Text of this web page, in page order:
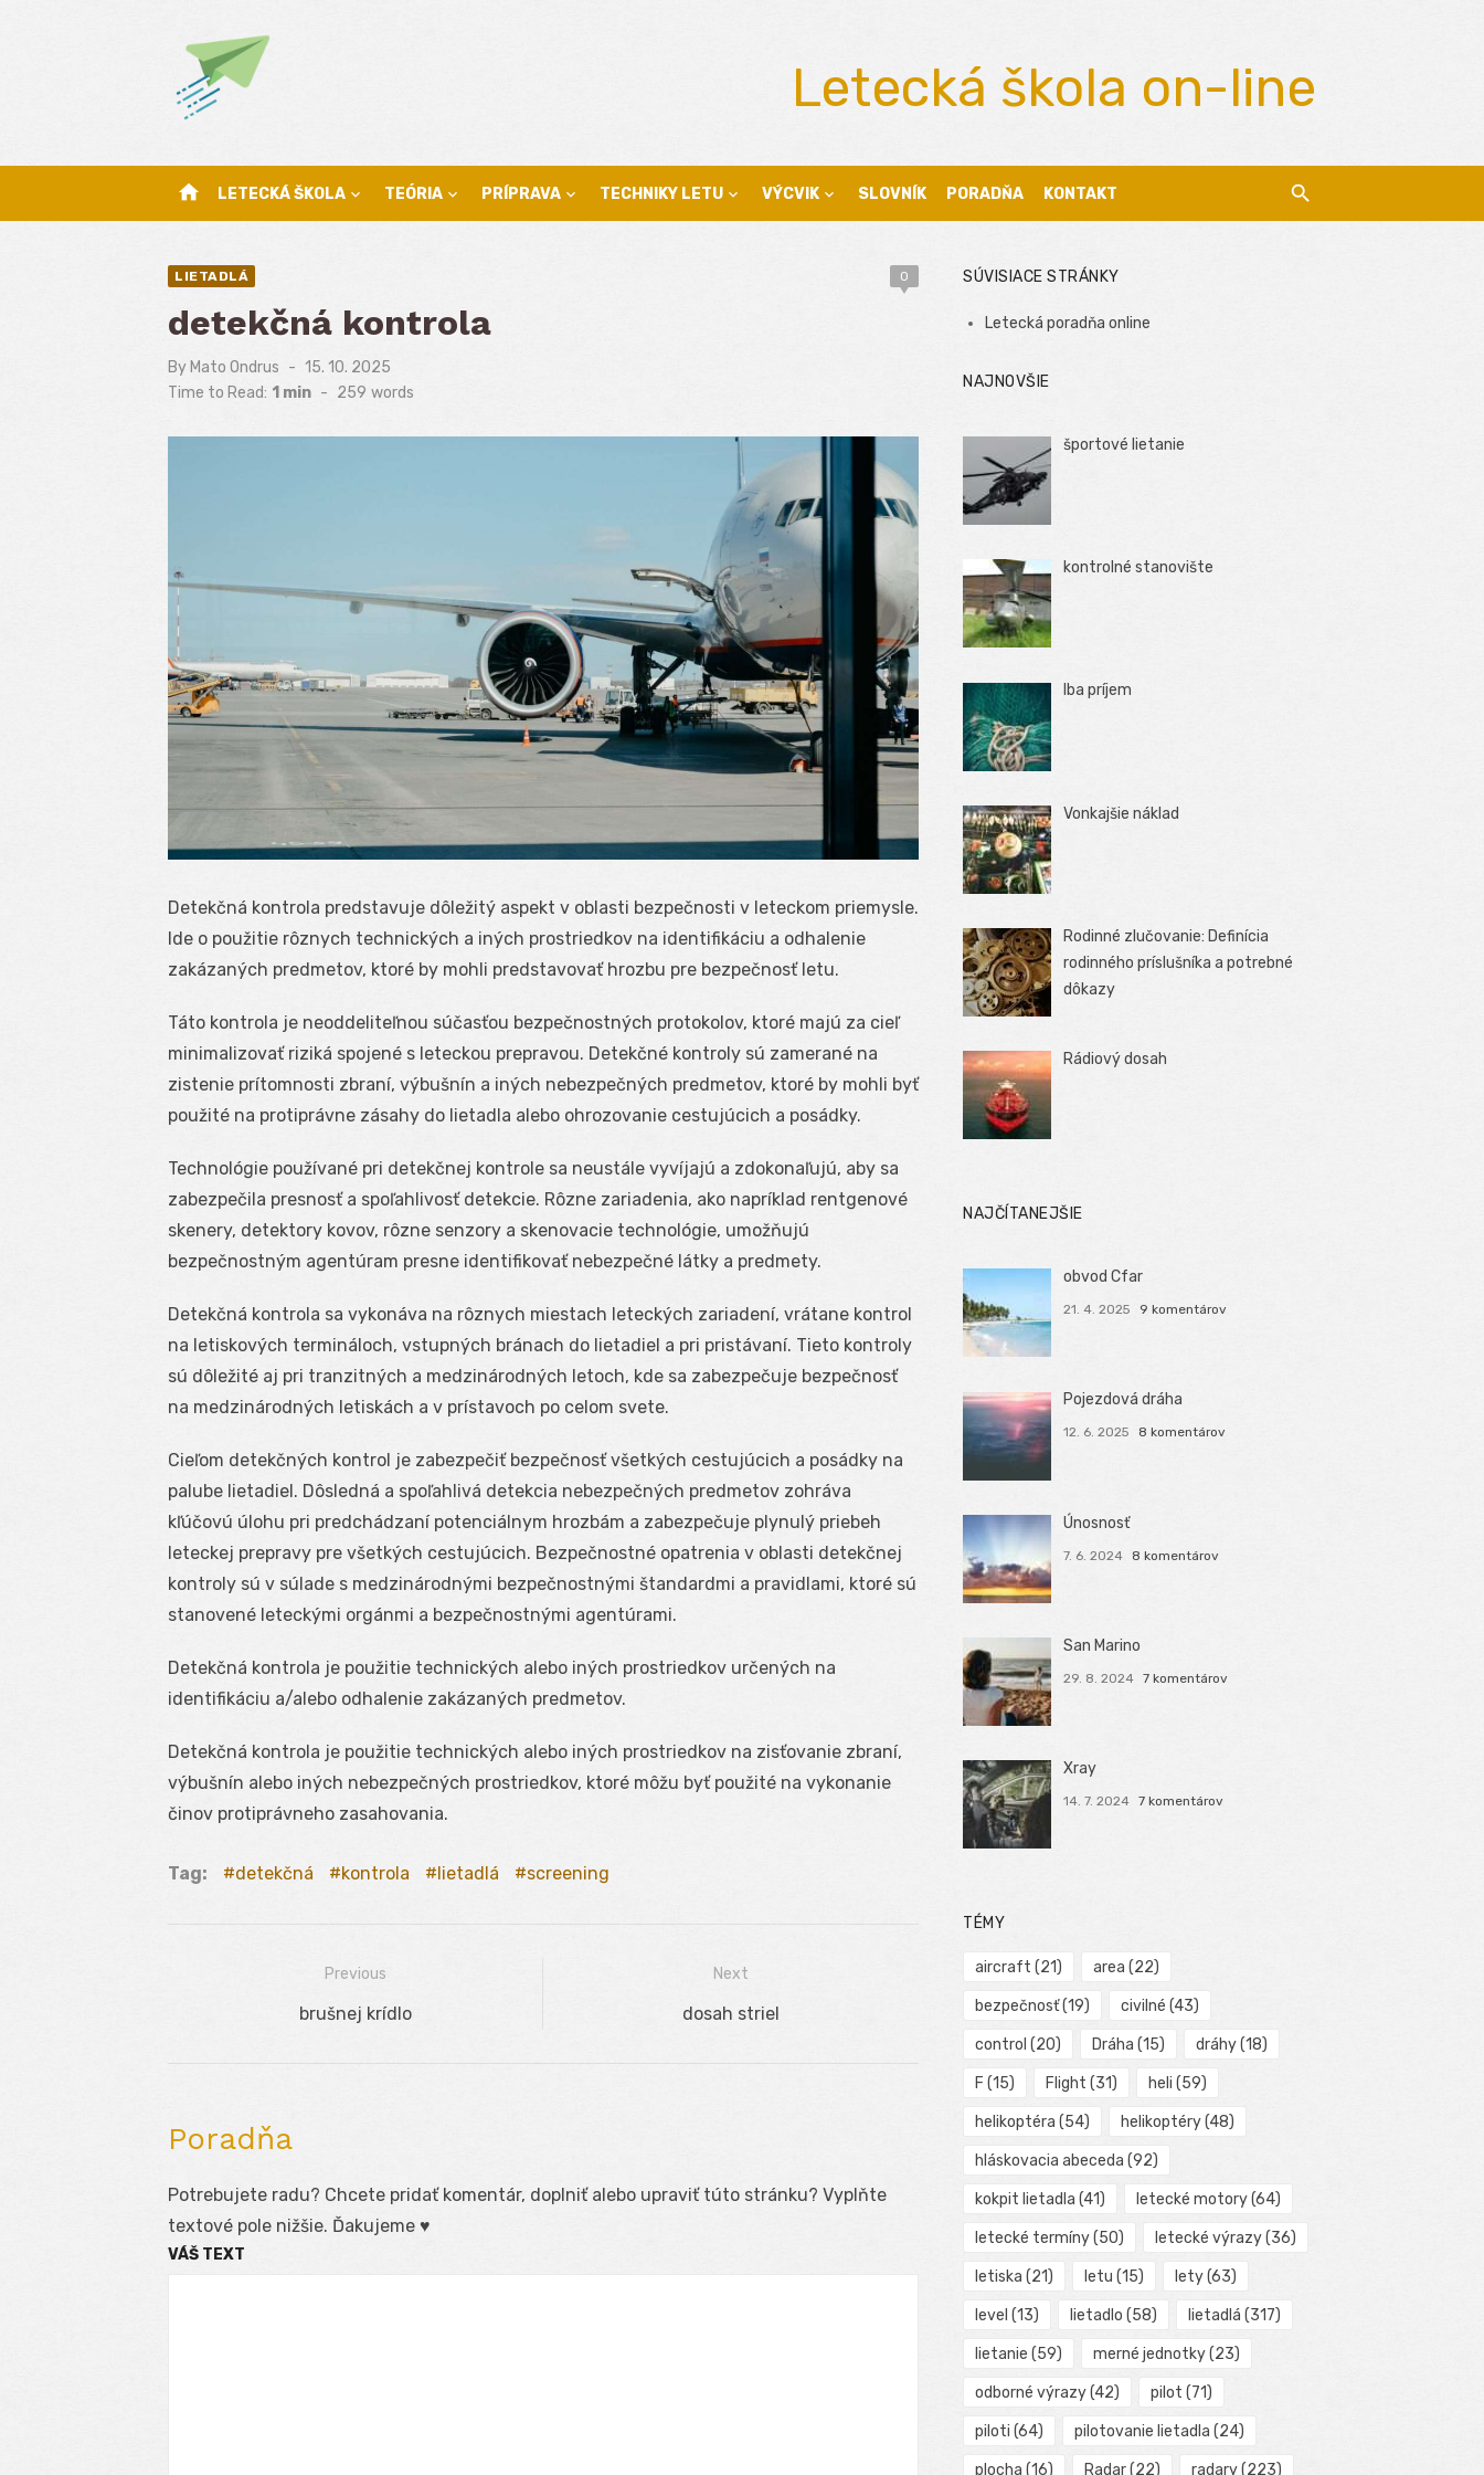
Letecká škola on-line
home LETECKÁ ŠKOLA TEÓRIA PRÍPRAVA TECHNIKY LETU VÝCVIK SLOVNÍK PORADŇA KONTAKT
LIETADLÁ 0
detekčná kontrola
By Mato Ondrus
Posted
on
15. 10. 2025
Time to Read: 1 min - 259 words
Detekčná kontrola predstavuje dôležitý aspekt v oblasti bezpečnosti v leteckom priemysle.
Ide o použitie rôznych technických a iných prostriedkov na identifikáciu a odhalenie
zakázaných predmetov, ktoré by mohli predstavovať hrozbu pre bezpečnosť letu.
Táto kontrola je neoddeliteľnou súčasťou bezpečnostných protokolov, ktoré majú za cieľ
minimalizovať riziká spojené s leteckou prepravou. Detekčné kontroly sú zamerané na
zistenie prítomnosti zbraní, výbušnín a iných nebezpečných predmetov, ktoré by mohli byť
použité na protiprávne zásahy do lietadla alebo ohrozovanie cestujúcich a posádky.
Technológie používané pri detekčnej kontrole sa neustále vyvíjajú a zdokonaľujú, aby sa
zabezpečila presnosť a spoľahlivosť detekcie. Rôzne zariadenia, ako napríklad rentgenové
skenery, detektory kovov, rôzne senzory a skenovacie technológie, umožňujú
bezpečnostným agentúram presne identifikovať nebezpečné látky a predmety.
Detekčná kontrola sa vykonáva na rôznych miestach leteckých zariadení, vrátane kontrol
na letiskových termináloch, vstupných bránach do lietadiel a pri pristávaní. Tieto kontroly
sú dôležité aj pri tranzitných a medzinárodných letoch, kde sa zabezpečuje bezpečnosť
na medzinárodných letiskách a v prístavoch po celom svete.
Cieľom detekčných kontrol je zabezpečiť bezpečnosť všetkých cestujúcich a posádky na
palube lietadiel. Dôsledná a spoľahlivá detekcia nebezpečných predmetov zohráva
kľúčovú úlohu pri predchádzaní potenciálnym hrozbám a zabezpečuje plynulý priebeh
leteckej prepravy pre všetkých cestujúcich. Bezpečnostné opatrenia v oblasti detekčnej
kontroly sú v súlade s medzinárodnými bezpečnostnými štandardmi a pravidlami, ktoré sú
stanovené leteckými orgánmi a bezpečnostnými agentúrami.
Detekčná kontrola je použitie technických alebo iných prostriedkov určených na
identifikáciu a/alebo odhalenie zakázaných predmetov.
Detekčná kontrola je použitie technických alebo iných prostriedkov na zisťovanie zbraní,
výbušnín alebo iných nebezpečných prostriedkov, ktoré môžu byť použité na vykonanie
činov protiprávneho zasahovania.
Tag: detekčná kontrola lietadlá screening
Navigácia
Previous
Previous
brušnej krídlo
Next
Next
dosah striel
Poradňa
Potrebujete radu? Chcete pridať komentár, doplniť alebo upraviť túto stránku? Vyplňte
textové pole nižšie. Ďakujeme ♥
VÁŠ TEXT
SÚVISIACE STRÁNKY
Letecká poradňa online
NAJNOVŠIE
športové lietanie
kontrolné stanovište
Iba príjem
Vonkajšie náklad
Rodinné zlučovanie: Definícia
rodinného príslušníka a potrebné
dôkazy
Rádiový dosah
NAJČÍTANEJŠIE
obvod Cfar
21. 4. 2025 9 komentárov
Pojezdová dráha
12. 6. 2025 8 komentárov
Únosnosť
7. 6. 2024 8 komentárov
San Marino
29. 8. 2024 7 komentárov
Xray
14. 7. 2024 7 komentárov
TÉMY
aircraft (21) area (22)
bezpečnosť(19) civilné (43)
control (20) Dráha (15) dráhy(18)
F (15) Flight (31) heli (59)
helikoptéra (54) helikoptéry(48)
hláskovacia abeceda (92)
kokpit lietadla (41) letecké motory(64)
letecké termíny(50) letecké výrazy(36)
letiska (21) letu (15) lety(63)
level (13) lietadlo (58) lietadlá (317)
lietanie (59) merné jednotky(23)
odborné výrazy(42) pilot (71)
piloti (64) pilotovanie lietadla (24)
plocha (16) Radar(22) radary(223)